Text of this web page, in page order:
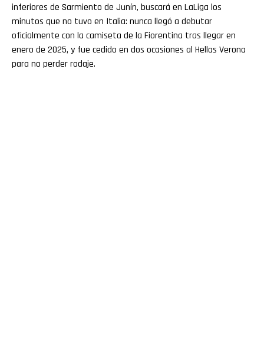
inferiores de Sarmiento de Junín, buscará en LaLiga los
minutos que no tuvo en Italia: nunca llegó a debutar
oficialmente con la camiseta de la Fiorentina tras llegar en
enero de 2025, y fue cedido en dos ocasiones al Hellas Verona
para no perder rodaje.